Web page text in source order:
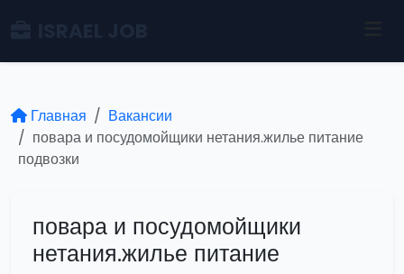
Главная
Вакансии
повара и посудомойщики нетания.жилье питание
подвозки
повара и посудомойщики
нетания.жилье питание